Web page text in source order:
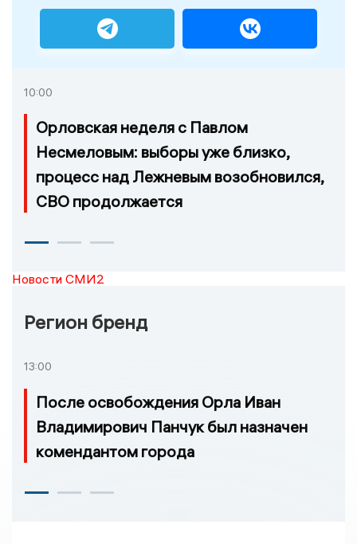
10:00
Орловская неделя с Павлом
Несмеловым: выборы уже близко,
процесс над Лежневым возобновился,
СВО продолжается
Новости СМИ2
Регион бренд
13:00
После освобождения Орла Иван
Владимирович Панчук был назначен
комендантом города